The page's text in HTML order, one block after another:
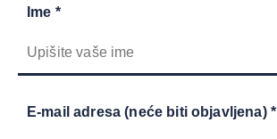
Ime *
E-mail adresa (neće biti objavljena) *